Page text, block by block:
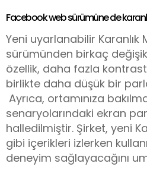
Facebook web sürümüne de
Yeni uyarlanabilir Karanlık
sürümünden birkaç
özellik, daha fazla
birlikte daha düşük bir
Ayrıca, ortamınıza
senaryolarındaki ekran
halledilmiştir. Şirket, yeni
gibi içerikleri izlerken
deneyim sağlayacağını